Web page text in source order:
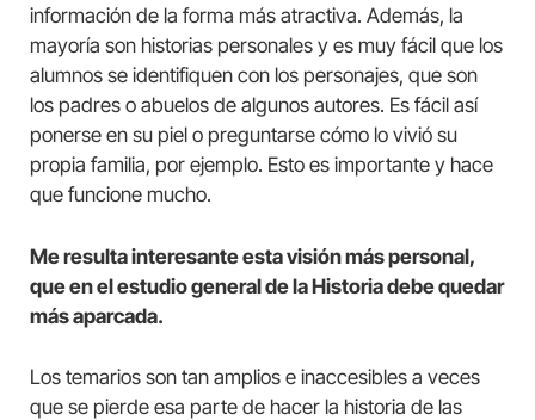
información de la forma más atractiva. Además, la
mayoría son historias personales y es muy fácil que los
alumnos se identifiquen con los personajes, que son
los padres o abuelos de algunos autores. Es fácil así
ponerse en su piel o preguntarse cómo lo vivió su
propia familia, por ejemplo. Esto es importante y hace
que funcione mucho.
Me resulta interesante esta visión más personal,
que en el estudio general de la Historia debe quedar
más aparcada.
Los temarios son tan amplios e inaccesibles a veces
que se pierde esa parte de hacer la historia de las